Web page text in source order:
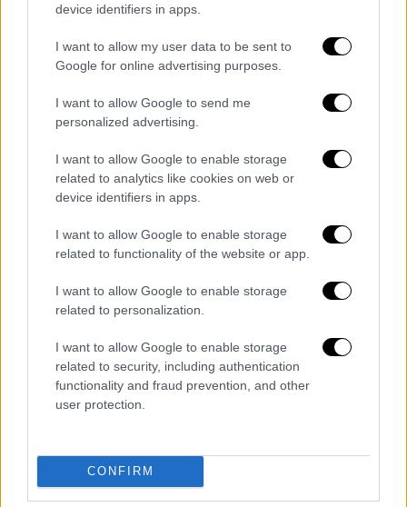
device identifiers in apps.
I want to allow my user data to be sent to
Google for online advertising purposes.
I want to allow Google to send me
personalized advertising.
I want to allow Google to enable storage
related to analytics like cookies on web or
device identifiers in apps.
I want to allow Google to enable storage
related to functionality of the website or app.
I want to allow Google to enable storage
related to personalization.
I want to allow Google to enable storage
related to security, including authentication
functionality and fraud prevention, and other
user protection.
CONFIRM
Υ.Γ. Ευελπιστώ ότι το ΠΓ θα προβεί στην
διόρθωση της υποτιθέμενης “είδησης” και
παρακαλώ να κοινοποιηθεί η παρούσα στα
Σκληρή κριτική στον Τσίπρα
Νωρίτερα η Νέα Αριστερά δημοσίευσε την
απόφαση του Πολιτικού της Γραφείου, μου
περιείχε σκληρή κριτική στον
Αλέξη Τσίπρα
«Η Νέα Αριστεράέχει οριοθετηθεί με
πρόσφατο μανιφέστο που δημοσιοποιήθηκε,
περιέχει μόνο στον υπότιτλο τη
ριζοσπαστική αριστερά και την πολιτική
έκθεση ιδεών
"σε όλους και σε όλες", παραλείποντας